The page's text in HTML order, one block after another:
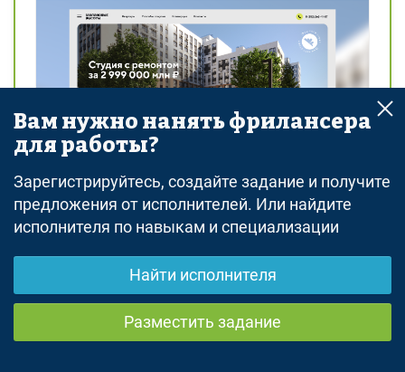
Вам нужно нанять фрилансера
для работы?
Зарегистрируйтесь, создайте задание и получите
предложения от исполнителей. Или найдите
исполнителя по навыкам и специализации
Найти исполнителя
Разместить задание